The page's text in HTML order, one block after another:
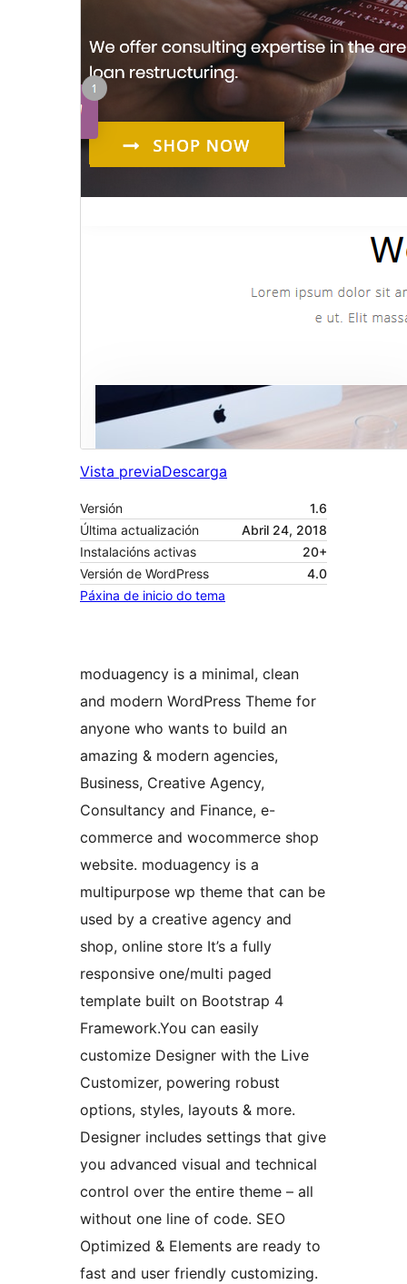
Vista previaDescarga
Versión
1.6
Última actualización
Abril 24, 2018
Instalacións activas
20+
Versión de WordPress
4.0
Páxina de inicio do tema
moduagency is a minimal, clean
and modern WordPress Theme for
anyone who wants to build an
amazing & modern agencies,
Business, Creative Agency,
Consultancy and Finance, e-
commerce and wocommerce shop
website. moduagency is a
multipurpose wp theme that can be
used by a creative agency and
shop, online store It’s a fully
responsive one/multi paged
template built on Bootstrap 4
Framework.You can easily
customize Designer with the Live
Customizer, powering robust
options, styles, layouts & more.
Designer includes settings that give
you advanced visual and technical
control over the entire theme – all
without one line of code. SEO
Optimized & Elements are ready to
fast and user friendly customizing.